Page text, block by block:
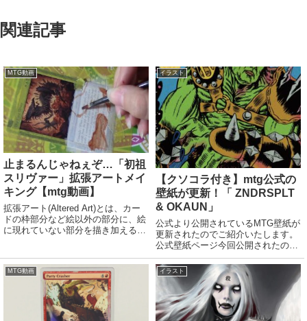
関連記事
MTG動画
止まるんじゃねぇぞ…「初祖
スリヴァー」拡張アートメイ
キング【mtg動画】
拡張アート(Altered Art)とは、カー
ドの枠部分など絵以外の部分に、絵
に現れていない部分を描き加えるこ
じめとする芸術的な修正を加えたカ
ードは認定大会で使用できるが、そ
イラスト
【クソコラ付き】mtg公式の
壁紙が更新！「 ZNDRSPLT
& OKAUN」
公式より公開されているMTG壁紙が
更新されたのでご紹介いたします。
公式壁紙ページ今回公開されたのは
ECRET LAIR: HEADS I WIN, TAILS
YOU LOSEの「ZNDRSPLT &
OKAUN」のイラストです。 PCや
ス...
MTG動画 イラスト